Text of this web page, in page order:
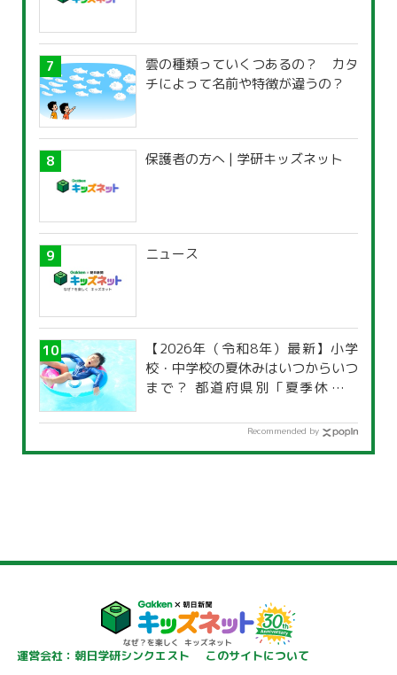
雲の種類っていくつあるの？ カタ
チによって名前や特徴が違うの？
保護者の方へ | 学研キッズネット
ニュース
【2026年（令和8年）最新】小学
校・中学校の夏休みはいつからいつ
まで？ 都道府県別「夏季休暇一
Recommended by
運営会社：朝日学研シンクエスト このサイトについて